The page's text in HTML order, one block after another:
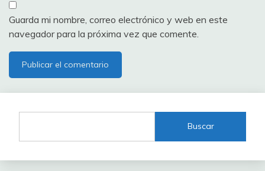
Guarda mi nombre, correo electrónico y web en este
navegador para la próxima vez que comente.
Buscar